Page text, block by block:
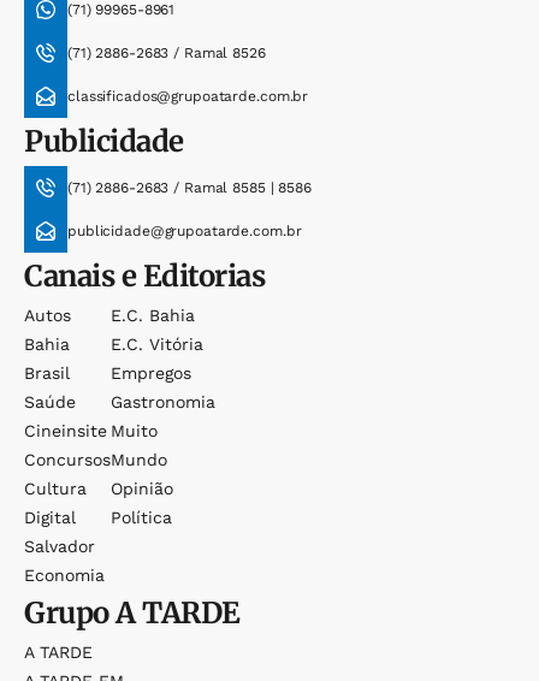
(71) 99965-8961
(71) 2886-2683 / Ramal 8526
classificados@grupoatarde.com.br
Publicidade
(71) 2886-2683 / Ramal 8585 | 8586
publicidade@grupoatarde.com.br
Canais e Editorias
Autos
Bahia
Brasil
Saúde
Cineinsite
Concursos
Cultura
Digital
Salvador
Economia
E.c. Bahia
E.c. Vitória
Empregos
Gastronomia
Muito
Mundo
Opinião
Política
GrupoA TARDE
A TARDE